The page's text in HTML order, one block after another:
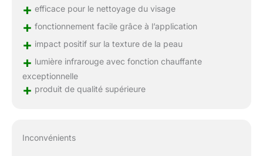
+ efficace pour le nettoyage du visage
+ fonctionnement facile grâce à l’application
+ impact positif sur la texture de la peau
+ lumière infrarouge avec fonction chauffante
exceptionnelle
+ produit de qualité supérieure
Inconvénients